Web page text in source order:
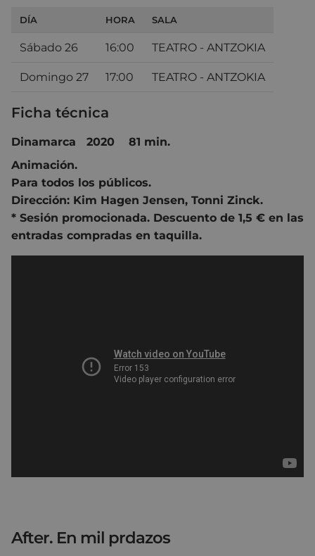
DÍA HORA SALA
Sábado 26 16:00 TEATRO - ANTZOKIA
Domingo 27 17:00 TEATRO - ANTZOKIA
Ficha técnica
Dinamarca 2020 81 min.
Animación.
Para todos los públicos.
Dirección: Kim Hagen Jensen, Tonni Zinck.
* Sesión promocionada. Descuento de 1,5 € en las
entradas compradas en taquilla.
After. En mil prdazos